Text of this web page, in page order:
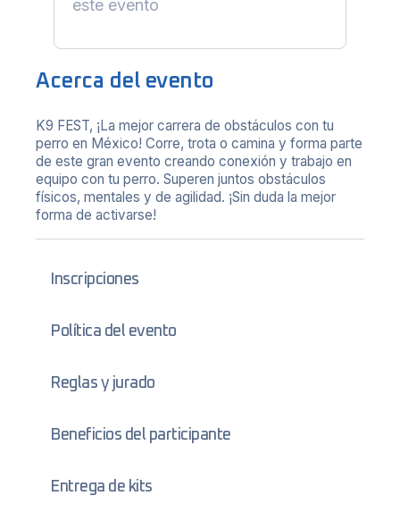
este evento
Acerca del evento
K9 FEST, ¡La mejor carrera de obstáculos con tu
perro en México! Corre, trota o camina y forma parte
de este gran evento creando conexión y trabajo en
equipo con tu perro. Superen juntos obstáculos
físicos, mentales y de agilidad. ¡Sin duda la mejor
forma de activarse!
Inscripciones
Política del evento
Reglas y jurado
Beneficios del participante
Entrega de kits